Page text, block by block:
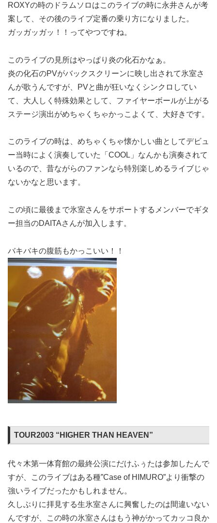
ROXYの時のドラムソロはこのライブの時に永井さんが考
案して、その後のライブ定番の乗り方になりました。
ガッガッガッ！！ってやつですね。
このライブの見所はやっぱり炎の化石かなぁ。
炎の化石のPVがバックスクリーンに映し出されて氷室さ
んが歌うんですが、PVと曲が狂いなくシンクロしてい
て、大人しく特殊効果として、ファイヤーボールが上がる
ステージ演出がめちゃくちゃかっこよくて、大好きです。
このライブの時は、めちゃくちゃ懐かしい曲としてデビュ
ー当時によく演奏していた「COOL」なんかも演奏されて
いるので、昔ながらのファンなら特別楽しめるライブじゃ
ないかなと思います。
この頃に最後まで氷室さんをサポートするメンバーでギタ
ー担当のDAITAさんが加入します。
バキバキの腹筋もかっこいい！！
TOUR2003 “HIGHER THAN HEAVEN”
代々木第一体育館の最終公演にだけふぅたは参加したんで
すが、このライブはある種”Case of HIMURO”より衝撃の
強いライブだったかもしれません。
久しぶりに拝見する生氷室さんに興奮したのは間違いない
んですが、この時の氷室さんはもう神がかってカッコ良か